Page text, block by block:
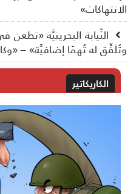
النِّيابة البحرينيَّة «تطعن
له تُهمًا إضافيَّة» – «وكالة
الكاريكاتير